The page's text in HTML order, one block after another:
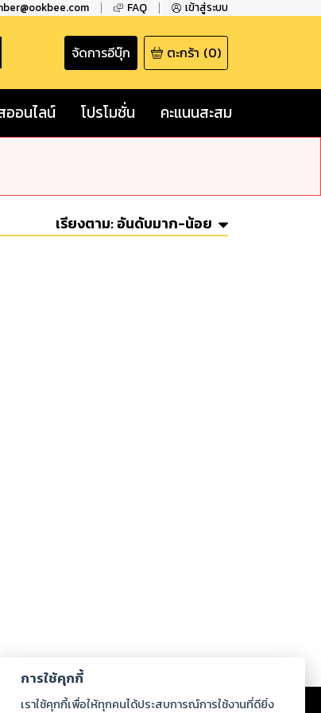
FAQ เข้าสู่ระบบ
จัดการอีบุ๊ก ตะกร้า (0)
ออนไลน์ โปรโมชั่น คะแนนสะสม
เรียงตาม:อันดับมาก-น้อย
ร่วมงานกับเรา ดาวน์โหลด
การใช้คุกกี้
เราใช้คุกกี้เพื่อให้ทุกคนได้ประสบการณ์การใช้งานที่ดียิ่ง